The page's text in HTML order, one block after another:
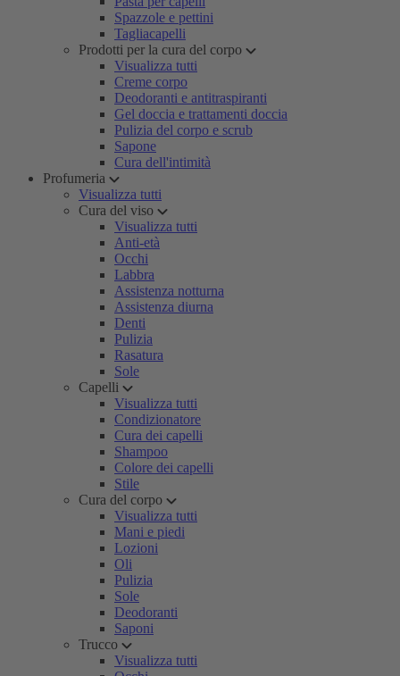
Spazzole e pettini
Tagliacapelli
Prodotti per la cura del corpo
Visualizza tutti
Creme corpo
Deodoranti e antitraspiranti
Gel doccia e trattamenti doccia
Pulizia del corpo e scrub
Sapone
Cura dell'intimità
Profumeria
Visualizza tutti
Cura del viso
Visualizza tutti
Anti-età
Occhi
Labbra
Assistenza notturna
Assistenza diurna
Denti
Pulizia
Rasatura
Sole
Capelli
Visualizza tutti
Condizionatore
Cura dei capelli
Shampoo
Colore dei capelli
Stile
Cura del corpo
Visualizza tutti
Mani e piedi
Lozioni
Oli
Pulizia
Sole
Deodoranti
Saponi
Trucco
Visualizza tutti